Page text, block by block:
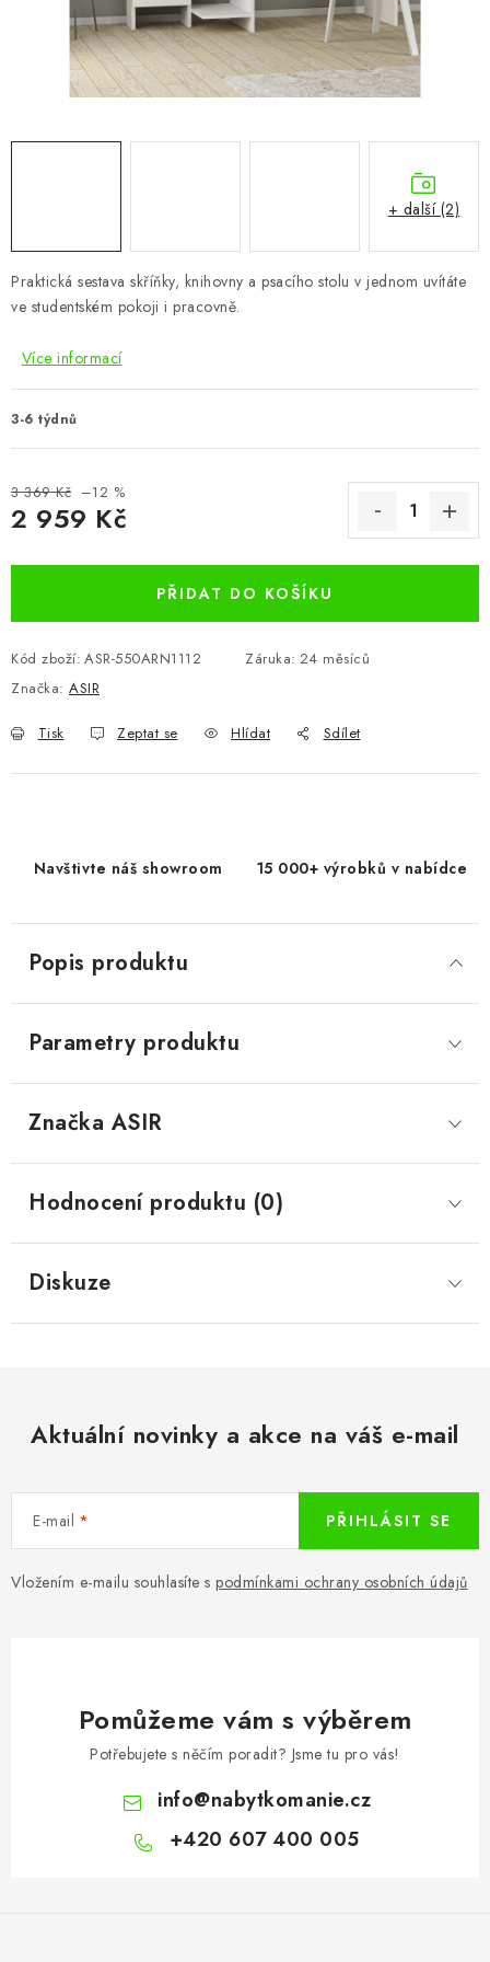
DOPLŇKY A DEKORACE
VÝPRODEJ
Vše o nákupu
Praktická sestava skříňky, knihovny a psacího stolu v jednom uvítáte
ve studentském pokoji i pracovně.
Více informací
3-6 týdnů
3 369 Kč –12 %
2 959 Kč
PŘIDAT DO KOŠÍKU
Kód zboží: ASR-550ARN1112 Záruka: 24 měsíců
Značka: ASIR
Tisk Zeptat se Hlídat Sdílet
+ další (2)
Navštivte náš showroom 15 000+ výrobků v nabídce
Popis produktu
Parametry produktu
Značka ASIR
Hodnocení produktu (0)
Diskuze
Aktuální novinky a akce na váš e-mail
E-mail
Vložením e-mailu souhlasíte s podmínkami ochrany osobních údajů
PŘIHLÁSIT SE
Pomůžeme vám s výběrem
Potřebujete s něčím poradit? Jsme tu pro vás!
info@nabytkomanie.cz
+420 607 400 005